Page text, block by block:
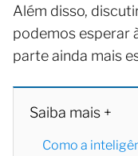
Além disso,
podemos esperar
parte ainda mais
Saiba mais +
Como a